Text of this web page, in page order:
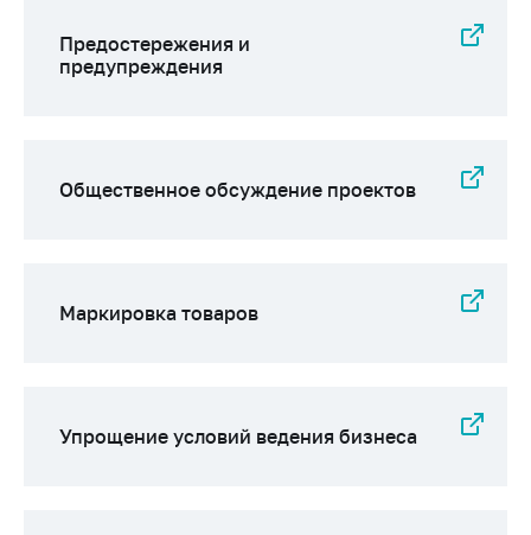
Предостережения и
предупреждения
Общественное обсуждение проектов
Маркировка товаров
Упрощение условий ведения бизнеса